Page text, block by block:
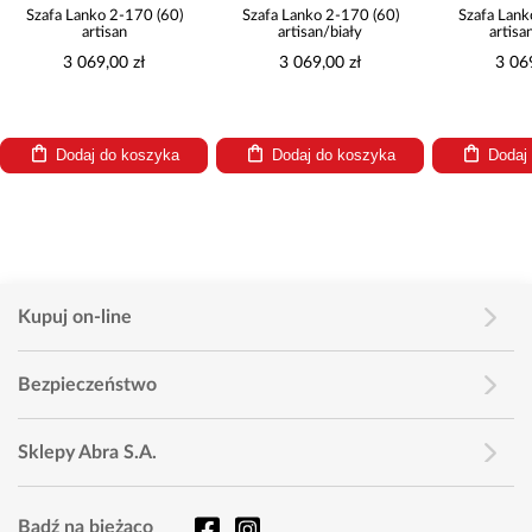
2-170 (60)
do koszyka
Szafa Lanko 2-170 (60)
Dodaj do koszyka
Szafa Lanko 2-170 (60)
artisan/czarny
Dodaj do koszyka
Kupuj on-line
Bezpieczeństwo
Sklepy Abra S.A.
Bądź na bieżąco